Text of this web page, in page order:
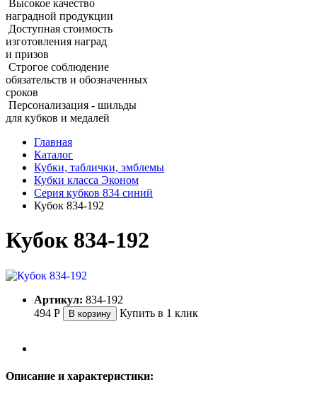
Высокое качество
наградной продукции
Доступная стоимость
изготовления наград
и призов
Строгое соблюдение
обязательств и обозначенных
сроков
Персонализация - шильды
для кубков и медалей
Главная
Каталог
Кубки, таблички, эмблемы
Кубки класса Эконом
Серия кубков 834 синий
Кубок 834‑192
Кубок 834‑192
Артикул: 834-192
494 Р В корзину Купить в 1 клик
Описание и характеристики: